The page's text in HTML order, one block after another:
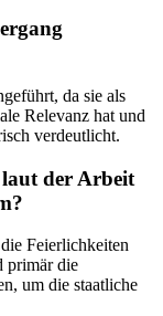
da sie als
Relevanz hat und
verdeutlicht.
laut der Arbeit
Feierlichkeiten
primär die
um die staatliche